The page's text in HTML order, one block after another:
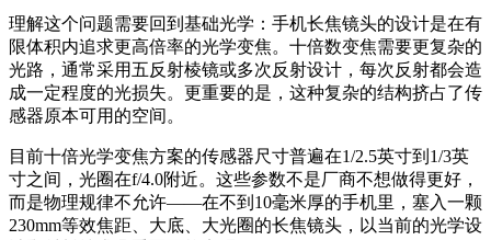
理解这个问题需要回到基础光学：手机长焦镜头的设计是在有
限体积内追求更高倍率的光学变焦。十倍数变焦需要更复杂的
光路，通常采用五反射棱镜或多次反射设计，每次反射都会造
成一定程度的光损失。更重要的是，这种复杂的结构挤占了传
感器原本可用的空间。
目前十倍光学变焦方案的传感器尺寸普遍在1/2.5英寸到1/3英
寸之间，光圈在f/4.0附近。这些参数不是厂商不想做得更好，
而是物理规律不允许——在不到10毫米厚的手机里，塞入一颗
230mm等效焦距、大底、大光圈的长焦镜头，以当前的光学设